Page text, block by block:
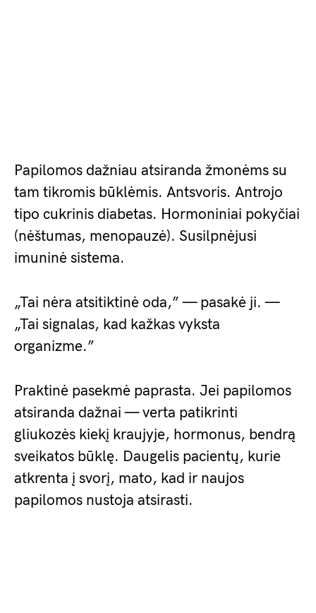
Papilomos dažniau atsiranda žmonėms su
tam tikromis būklėmis. Antsvoris. Antrojo
tipo cukrinis diabetas. Hormoniniai pokyčiai
(nėštumas, menopauzė). Susilpnėjusi
imuninė sistema.
„Tai nėra atsitiktinė oda,” — pasakė ji. —
„Tai signalas, kad kažkas vyksta
organizme.”
Praktinė pasekmė paprasta. Jei papilomos
atsiranda dažnai — verta patikrinti
gliukozės kiekį kraujyje, hormonus, bendrą
sveikatos būklę. Daugelis pacientų, kurie
atkrenta į svorį, mato, kad ir naujos
papilomos nustoja atsirasti.